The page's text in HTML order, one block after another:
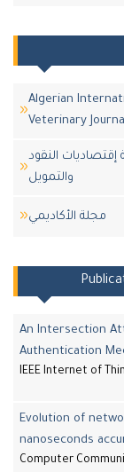
Algerian
Veterinary
إقتصاديات النقود
والتمويل
مجلة اﻷكاديمي
An Intersection
Authentication
IEEE Internet of
Evolution of
nanoseconds
Computer